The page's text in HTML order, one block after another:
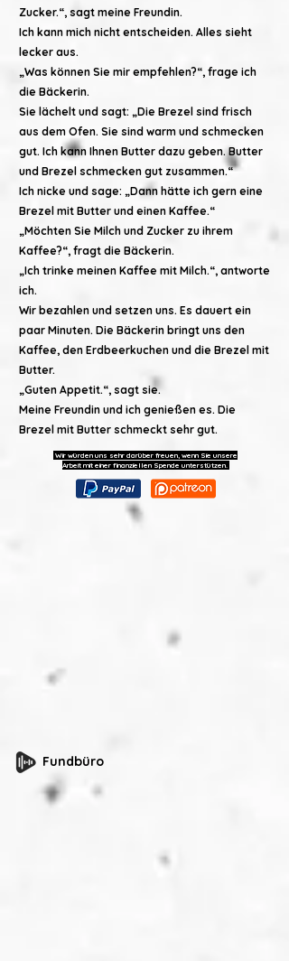
Zucker.“, sagt meine Freundin.
Ich kann mich nicht entscheiden. Alles sieht
lecker aus.
„Was können Sie mir empfehlen?“, frage ich
die Bäckerin.
Sie lächelt und sagt: „Die Brezel sind frisch
aus dem Ofen. Sie sind warm und schmecken
gut. Ich kann Ihnen Butter dazu geben. Butter
und Brezel schmecken gut zusammen.“
Ich nicke und sage: „Dann hätte ich gern eine
Brezel mit Butter und einen Kaffee.“
„Möchten Sie Milch und Zucker zu ihrem
Kaffee?“, fragt die Bäckerin.
„Ich trinke meinen Kaffee mit Milch.“, antworte
ich.
Wir bezahlen und setzen uns. Es dauert ein
paar Minuten. Die Bäckerin bringt uns den
Kaffee, den Erdbeerkuchen und die Brezel mit
Butter.
„Guten Appetit.“, sagt sie.
Meine Freundin und ich genießen es. Die
Brezel mit Butter schmeckt sehr gut.
Wir würden uns sehr darüber freuen, wenn Sie unsere
Arbeit mit einer finanziellen Spende unterstützen.
Fundbüro